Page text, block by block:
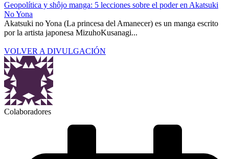
Geopolítica y shôjo manga: 5 lecciones sobre el poder en Akatsuki
No Yona
Akatsuki no Yona (La princesa del Amanecer) es un manga escrito
por la artista japonesa MizuhoKusanagi...
VOLVER A DIVULGACIÓN
Colaboradores